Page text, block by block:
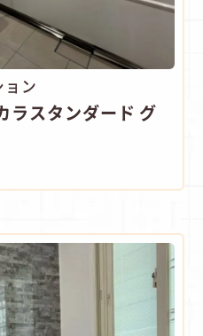
ョン
ラスタンダード グ